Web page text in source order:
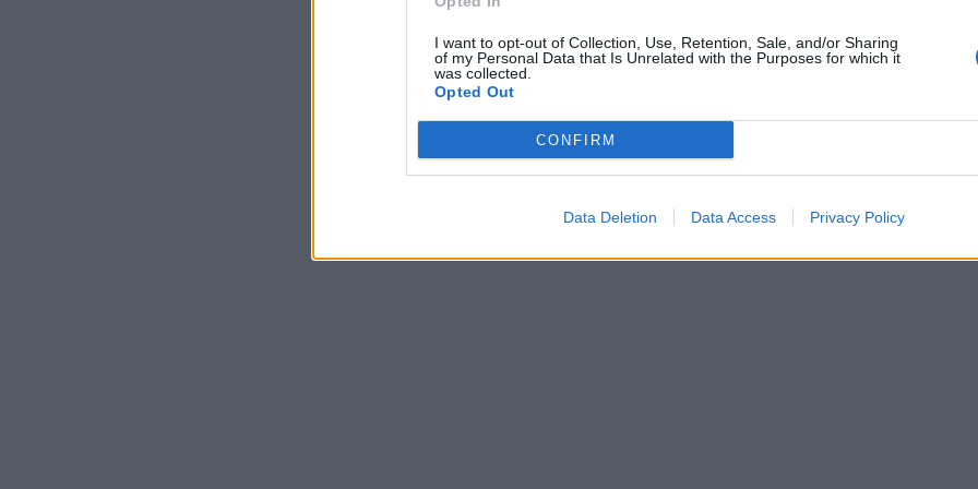
I want to opt-out of Collection, Use, Retention, Sale, and/or Sharing
of my Personal Data that Is Unrelated with the Purposes for which it
was collected.
Opted Out
CONFIRM
Data Deletion Data Access Privacy Policy